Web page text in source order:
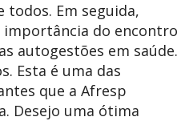
todos. Em seguida,
importância do encontro
autogestões em saúde.
Esta é uma das
que a Afresp
Desejo uma ótima